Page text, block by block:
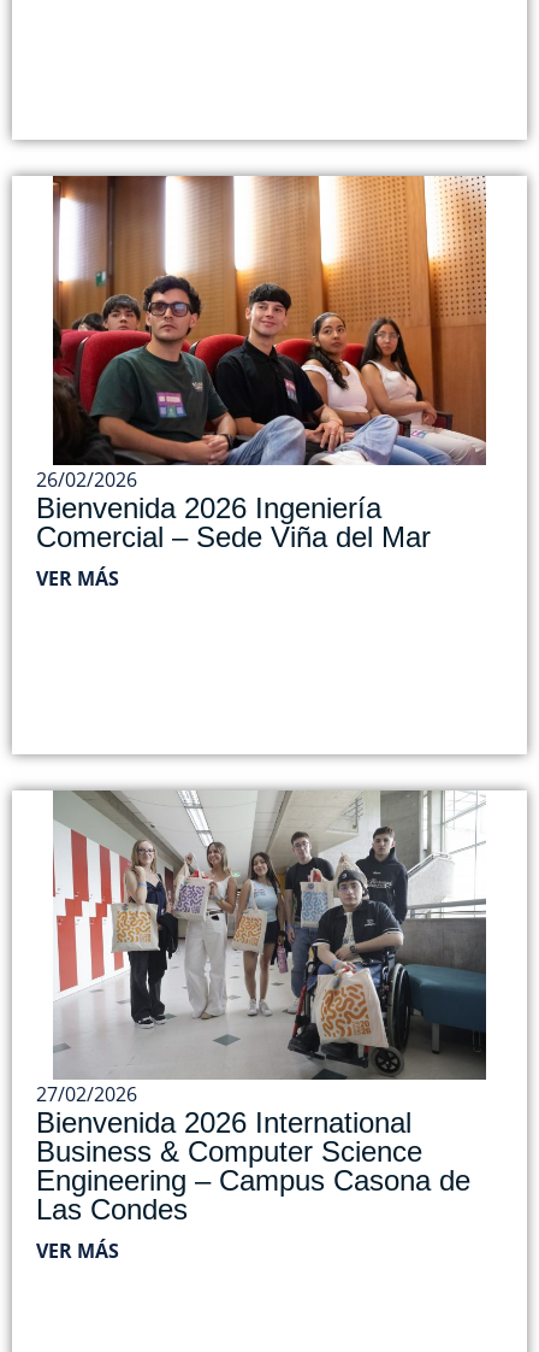
26/02/2026
Bienvenida 2026 Ingeniería
Comercial – Sede Viña del Mar
VER MÁS
27/02/2026
Bienvenida 2026 International
Business & Computer Science
Engineering – Campus Casona de
Las Condes
VER MÁS